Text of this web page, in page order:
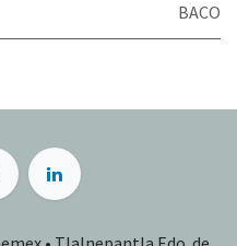
BACO